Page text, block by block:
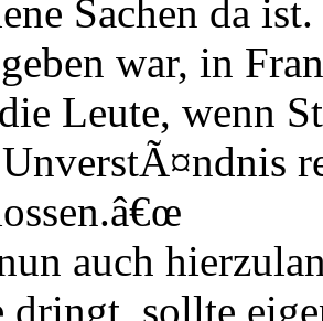
Sachen da
war, in
Leute, wenn
auch
dringt, sollte